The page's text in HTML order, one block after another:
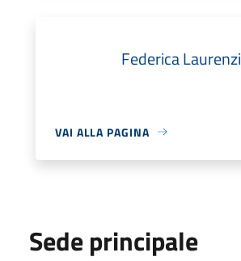
Federica Laurenzi
VAI ALLA PAGINA
Sede principale